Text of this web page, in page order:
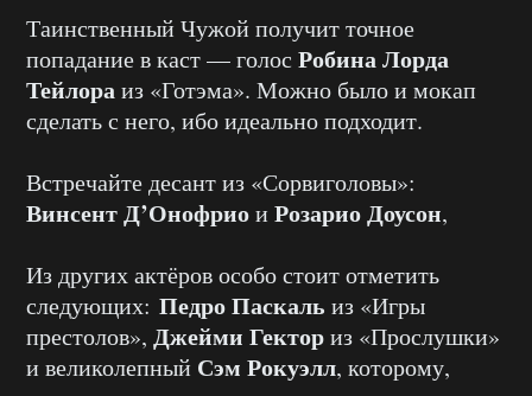
Таинственный Чужой получит точное
попадание в каст — голос Робина Лорда
Тейлораиз «Готэма». Можно было и мокап
сделать с него, ибо идеально подходит.
Встречайте десант из «Сорвиголовы»:
Винсент Д’Онофриои Розарио Доусон,
Из других актёров особо стоит отметить
следующих: Педро Паскаль из «Игры
престолов», Джейми Гекториз «Прослушки»
и великолепный Сэм Рокуэлл, которому,